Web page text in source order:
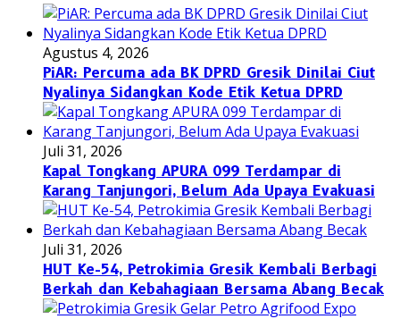
Agustus 4, 2026
PiAR: Percuma ada BK DPRD Gresik Dinilai Ciut
Nyalinya Sidangkan Kode Etik Ketua DPRD
Juli 31, 2026
Kapal Tongkang APURA 099 Terdampar di
Karang Tanjungori, Belum Ada Upaya Evakuasi
Juli 31, 2026
HUT Ke-54, Petrokimia Gresik Kembali Berbagi
Berkah dan Kebahagiaan Bersama Abang Becak